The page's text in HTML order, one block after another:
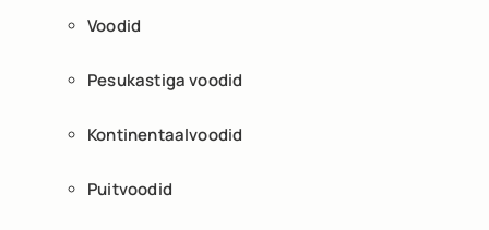
Voodid
Pesukastiga voodid
Kontinentaalvoodid
Puitvoodid